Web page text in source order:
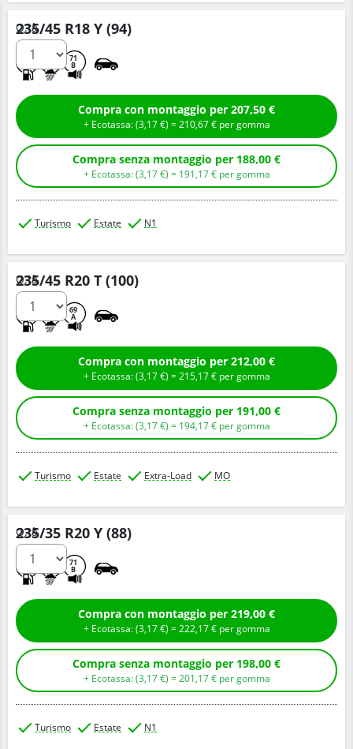
235/45 R18 Y (94)
71
B
Q.tà
Compra con montaggio per 207,50 €
+ Ecotassa: (3,17€ ) =210,67€ per gomma
Compra senza montaggio per 188,00 €
+ Ecotassa: (3,17€ ) = 191,17€ per gomma
Turismo Estate N1
235/45 R20 T (100)
69
A
Q.tà
Compra con montaggio per 212,00 €
+ Ecotassa: (3,17€ ) =215,17€ per gomma
Compra senza montaggio per 191,00 €
+ Ecotassa: (3,17€ ) = 194,17€ per gomma
Turismo Estate Extra-Load MO
235/35 R20 Y (88)
71
B
Q.tà
Compra con montaggio per 219,00 €
+ Ecotassa: (3,17€ ) =222,17€ per gomma
Compra senza montaggio per 198,00 €
+ Ecotassa: (3,17€ ) =201,17€ per gomma
Turismo Estate N1